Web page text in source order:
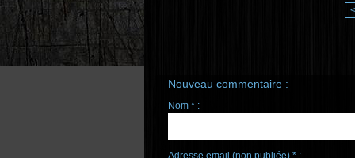
<
Nouveau commentaire :
Nom * :
Adresse email (non publiée) * :